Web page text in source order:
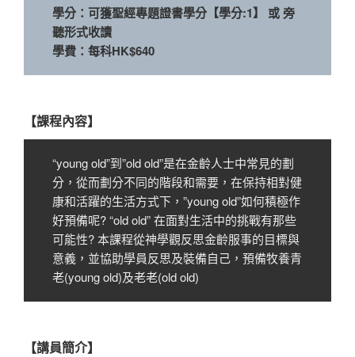
學分：可獲聖經專題證書學分【學分:1】 或 旁
聽形式收讀
學費：每科HK$640
【課程內容】
“young old”到”old old”是在金齡人士中常見的劃
分，從而劃分不同的階段和需要，在保持相對健
康和活躍的生活方式下，”young old”如何積極作
好預備呢? “old old” 在面對生活中的挑戰有那些
可能性? 本課程從神學觀反思金齡服事的目標與
意義，並協助學員反思及裝備自己，預備牧養青
老(young old)及老老(old old)
【講員簡介】